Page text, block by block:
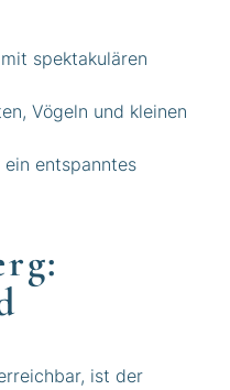
spektakulären
Vögeln und kleinen
entspanntes
ist der